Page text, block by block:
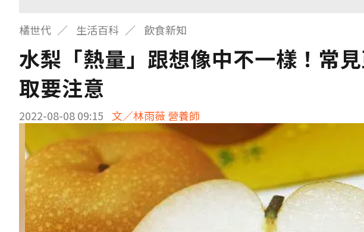
橘世代 生活百科 飲食新知
水梨「熱量」跟想像中不一樣！常
取要注意
2022-08-08 09:15 文／林雨薇 營養師